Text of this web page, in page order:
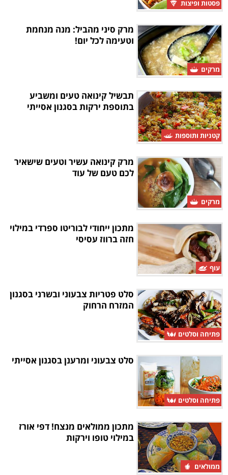
פסטות ופיצות
מרקים
מרק סיני מהביל: מנה מנחמת
וטעימה לכל יום!
קטניות ותוספות
תבשיל קינואה טעים ומשביע
בתוספת ירקות בסגנון אסייתי
מרקים
מרק קינואה עשיר וטעים שישאיר
לכם טעם של עוד
עוף
מתכון ייחודי לבוריטו ספרדי במילוי
חזה ברווז עסיסי
פתיחה וסלטים
סלט פטריות צבעוני ובשרני בסגנון
המזרח הרחוק
פתיחה וסלטים
סלט צבעוני ומרענן בסגנון אסייתי
ממולאים
מתכון ממולאים מנצח! דפי אורז
במילוי טופו וירקות